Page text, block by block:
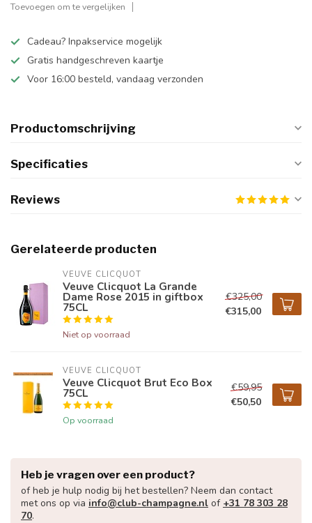
Toevoegen om te vergelijken
Cadeau? Inpakservice mogelijk
Gratis handgeschreven kaartje
Voor 16:00 besteld, vandaag verzonden
Productomschrijving
Specificaties
Reviews
Gerelateerde producten
VEUVE CLICQUOT
Veuve Clicquot La Grande
Dame Rose 2015 in giftbox
75CL
Niet op voorraad
€325,00
€315,00
VEUVE CLICQUOT
Veuve Clicquot Brut Eco Box
75CL
Op voorraad
€59,95
€50,50
Heb je vragen over een product?
of heb je hulp nodig bij het bestellen? Neem dan contact
met ons op via info@club-champagne.nl of +31 78 303 28
70.